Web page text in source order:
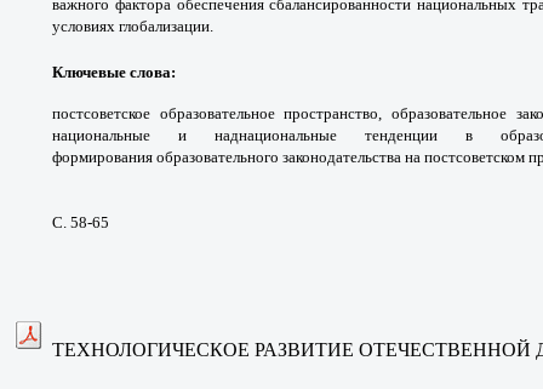
важного фактора обеспечения сбалансированности национальных
условиях глобализации.
Ключевые слова:
постсоветское образовательноепространство, образовательное
национальные и наднациональные тенденции в
формирования образовательного законодательства на постсоветском
С. 58-65
ТЕХНОЛОГИЧЕСКОЕ РАЗВИТИЕ ОТЕЧЕСТВЕННОЙ